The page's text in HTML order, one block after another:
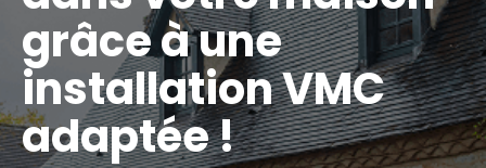
grâce à une
installation VMC
adaptée !